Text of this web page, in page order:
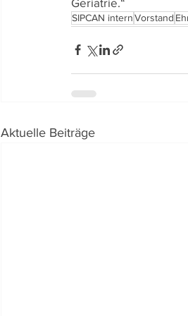
SIPCAN internVorstand
Aktuelle Beiträge